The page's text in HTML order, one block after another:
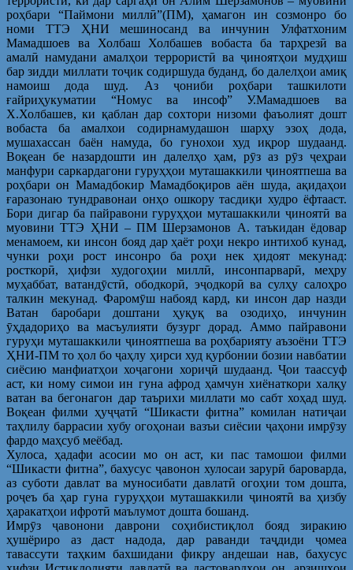
роҳбари “Паймони миллӣ”(ПМ), ҳамагон ин созмонро бо
номи ТТЭ ҲНИ мешиносанд ва инчунин Улфатхоним
Мамадшоев ва Холбаш Холбашев вобаста ба тарҳрезӣ ва
амалӣ намудани амалҳои террористӣ ва ҷиноятҳои мудҳиш
бар зидди миллати тоҷик содиршуда буданд, бо далелҳои амиқ
намоиш дода шуд. Аз ҷониби роҳбари ташкилоти
ғайриҳукуматии “Номус ва инсоф” У.Мамадшоев ва
Х.Холбашев, ки қаблан дар сохтори низоми фаъолият дошт
вобаста ба амалхои содирнамудашон шарҳу эзоҳ дода,
мушахассан баён намуда, бо гунохои худ иқрор шудаанд.
Воқеан бе назардошти ин далелҳо ҳам, рӯз аз рӯз ҷеҳраи
манфури саркардагони гуруҳҳои муташаккили ҷиноятпеша ва
роҳбари он Мамадбокир Мамадбоқиров аён шуда, ақидаҳои
ғаразонаю тундравонаи онҳо ошкору тасдиқи худро ёфтааст.
Бори дигар ба пайравони гуруҳҳои муташаккили ҷиноятӣ ва
муовини ТТЭ ҲНИ – ПМ Шерзамонов А. таъкидан ёдовар
менамоем, ки инсон бояд дар ҳаёт роҳи некро интихоб кунад,
чунки роҳи рост инсонро ба роҳи нек ҳидоят мекунад:
росткорӣ, ҳифзи худогоҳии миллӣ, инсонпарварӣ, меҳру
муҳаббат, ватандӯстӣ, ободкорӣ, эҷодкорӣ ва сулҳу салоҳро
талкин мекунад. Фаромӯш набояд кард, ки инсон дар назди
Ватан баробари доштани ҳуқуқ ва озодиҳо, инчунин
ӯҳдадориҳо ва масъулияти бузург дорад. Аммо пайравони
гуруҳи муташаккили ҷиноятпеша ва роҳбарияту аъзоёни ТТЭ
ҲНИ-ПМ то ҳол бо ҷаҳлу ҳирси худ қурбонии бозии навбатии
сиёсию манфиатҳои хоҷагони хориҷӣ шудаанд. Ҷои таассуф
аст, ки ному симои ин гуна афрод ҳамчун хиёнаткори халқу
ватан ва бегонагон дар таърихи миллати мо сабт хоҳад шуд.
Воқеан филми ҳуҷҷатӣ “Шикасти фитна” комилан натиҷаи
таҳлилу баррасии хубу огоҳонаи вазъи сиёсии ҷаҳони имрӯзу
фардо маҳсуб меёбад.
Хулоса, ҳадафи асосии мо он аст, ки пас тамошои филми
“Шикасти фитна”, бахусус ҷавонон хулосаи зарурӣ бароварда,
аз суботи давлат ва муносибати давлатӣ огоҳии том дошта,
роҷеъ ба ҳар гуна гуруҳҳои муташаккили ҷиноятӣ ва ҳизбу
ҳаракатҳои ифротӣ маълумот дошта бошанд.
Имрӯз ҷавонони даврони соҳибистиқлол бояд зиракию
ҳушёриро аз даст надода, дар раванди таҷдиди ҷомеа
тавассути таҳким бахшидани фикру андешаи нав, бахусус